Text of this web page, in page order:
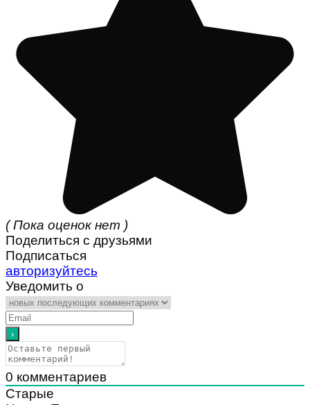
( Пока оценок нет )
Поделиться с друзьями
Подписаться
авторизуйтесь
Уведомить о
0 комментариев
Старые